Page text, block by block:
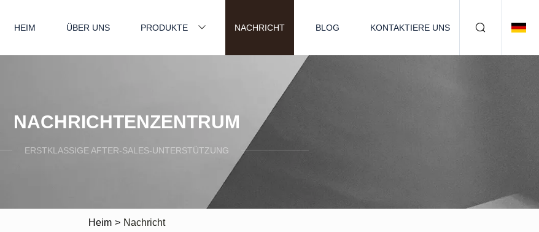
HEIM ÜBER UNS PRODUKTE NACHRICHT BLOG KONTAKTIERE UNS
NACHRICHTENZENTRUM
ERSTKLASSIGE AFTER-SALES-UNTERSTÜTZUNG
Heim > Nachricht